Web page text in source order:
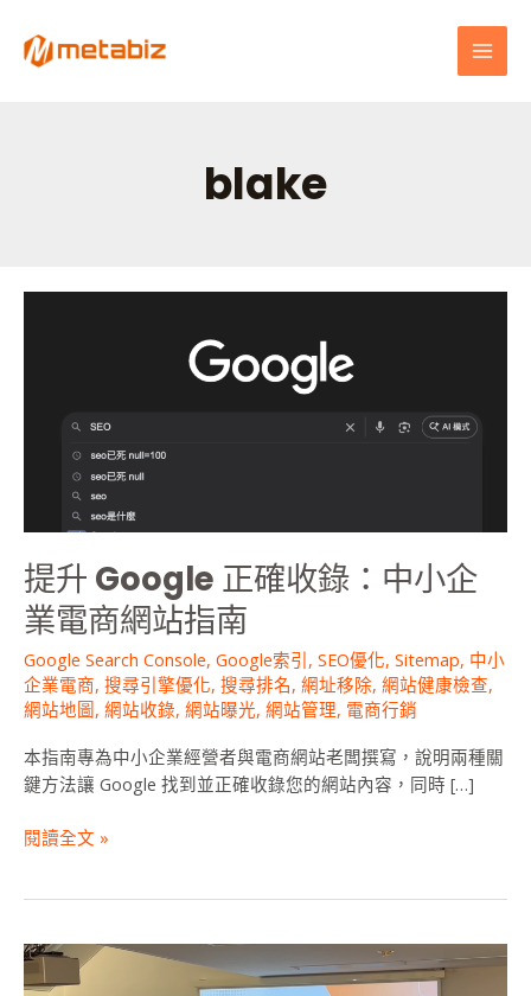
blake
提升 Google 正確收錄：中小企
業電商網站指南
Google Search Console, Google索引, SEO優化, Sitemap, 中小
企業電商, 搜尋引擎優化, 搜尋排名, 網址移除, 網站健康檢查,
網站地圖, 網站收錄, 網站曝光, 網站管理, 電商行銷
本指南專為中小企業經營者與電商網站老闆撰寫，說明兩種關
鍵方法讓 Google 找到並正確收錄您的網站內容，同時 […]
業
電
商
網
站
指
閱讀全文 »
metabiz
參